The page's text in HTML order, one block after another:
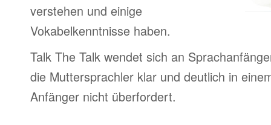
verstehen und einige
Vokabelkenntnisse haben.
Talk The Talk wendet sich an
die Muttersprachler klar und deutlich in
Anfänger nicht überfordert.